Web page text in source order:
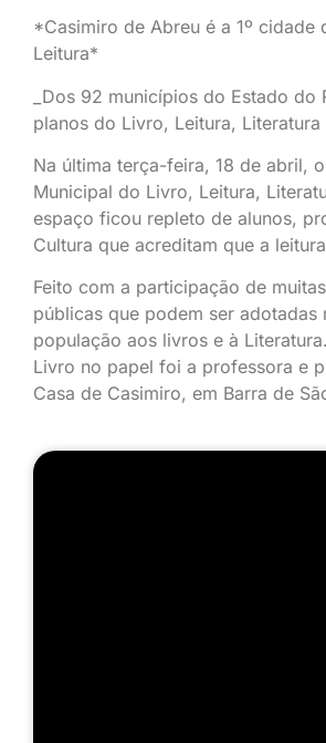
*Casimiro de Abreu é a 1º
Leitura*
_Dos 92 municípios do Estado
planos do Livro, Leitura, Literatura
Na última terça-feira, 18 de abril,
Municipal do Livro, Leitura,
espaço ficou repleto de alunos,
Cultura que acreditam que a
Feito com a participação de
públicas que podem ser
população aos livros e à
Livro no papel foi a professora e
Casa de Casimiro, em Barra de